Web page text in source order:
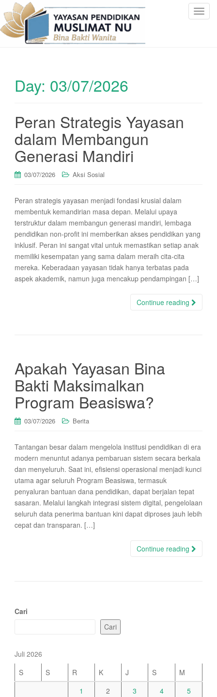
T
Day: 03/07/2026
Peran Strategis Yayasan
dalam Membangun
Generasi Mandiri
03/07/2026 Aksi Sosial
Peran strategis yayasan menjadi fondasi krusial dalam
membentuk kemandirian masa depan. Melalui upaya
terstruktur dalam membangun generasi mandiri, lembaga
pendidikan non-profit ini memberikan akses pendidikan yang
inklusif. Peran ini sangat vital untuk memastikan setiap anak
memiliki kesempatan yang sama dalam meraih cita-cita
mereka. Keberadaan yayasan tidak hanya terbatas pada
aspek akademik, namun juga mencakup pendampingan […]
Continue reading
Apakah Yayasan Bina
Bakti Maksimalkan
Program Beasiswa?
03/07/2026 Berita
Tantangan besar dalam mengelola institusi pendidikan di era
modern menuntut adanya pembaruan sistem secara berkala
dan menyeluruh. Saat ini, efisiensi operasional menjadi kunci
utama agar seluruh Program Beasiswa, termasuk
penyaluran bantuan dana pendidikan, dapat berjalan tepat
sasaran. Melalui langkah integrasi sistem digital, pengelolaan
seluruh data penerima bantuan kini dapat diproses jauh lebih
cepat dan transparan. […]
Continue reading
Cari
Cari
Juli 2026
S
S R K J S
M
1
2 3 4
5